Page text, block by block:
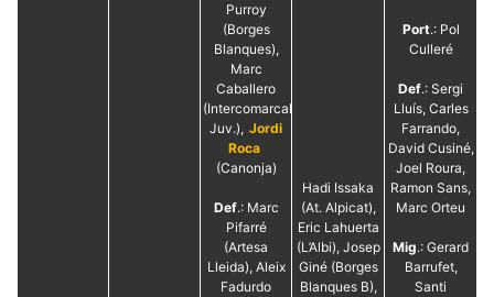
Purroy
(Borges
Blanques),
Marc
Caballero
(Intercomarcal
Juv.), Jordi
Roca
(Canonja)
Def.: Marc
Pifarré
(Artesa
Lleida), Aleix
Fadurdo
Hadi Issaka
(At. Alpicat),
Eric Lahuerta
(L’Albi), Josep
Giné (Borges
Blanques B),
Port.: Pol
Culleré
Def.: Sergi
Lluís, Carles
Farrando,
David Cusiné,
Joel Roura,
Ramon Sans,
Marc Orteu
Mig.: Gerard
Barrufet,
Santi